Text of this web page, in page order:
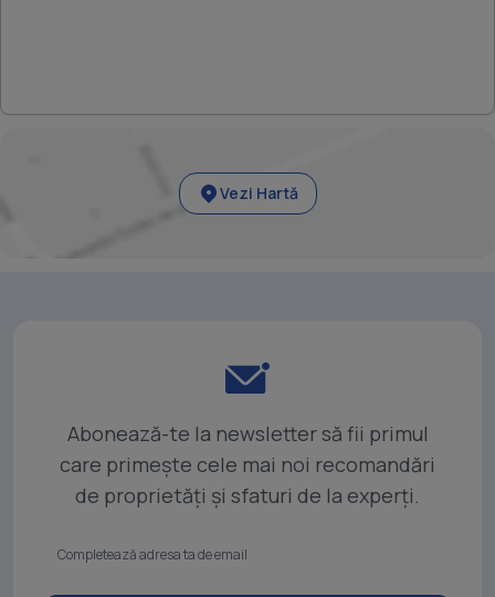
Vezi Hartă
Abonează-te la newsletter să fii primul
care primește cele mai noi recomandări
de proprietăți și sfaturi de la experți.